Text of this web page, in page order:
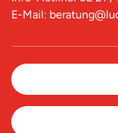
E-Mail: